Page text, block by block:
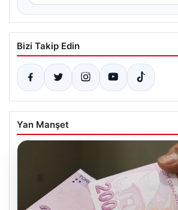
Bizi Takip Edin
Yan Manşet